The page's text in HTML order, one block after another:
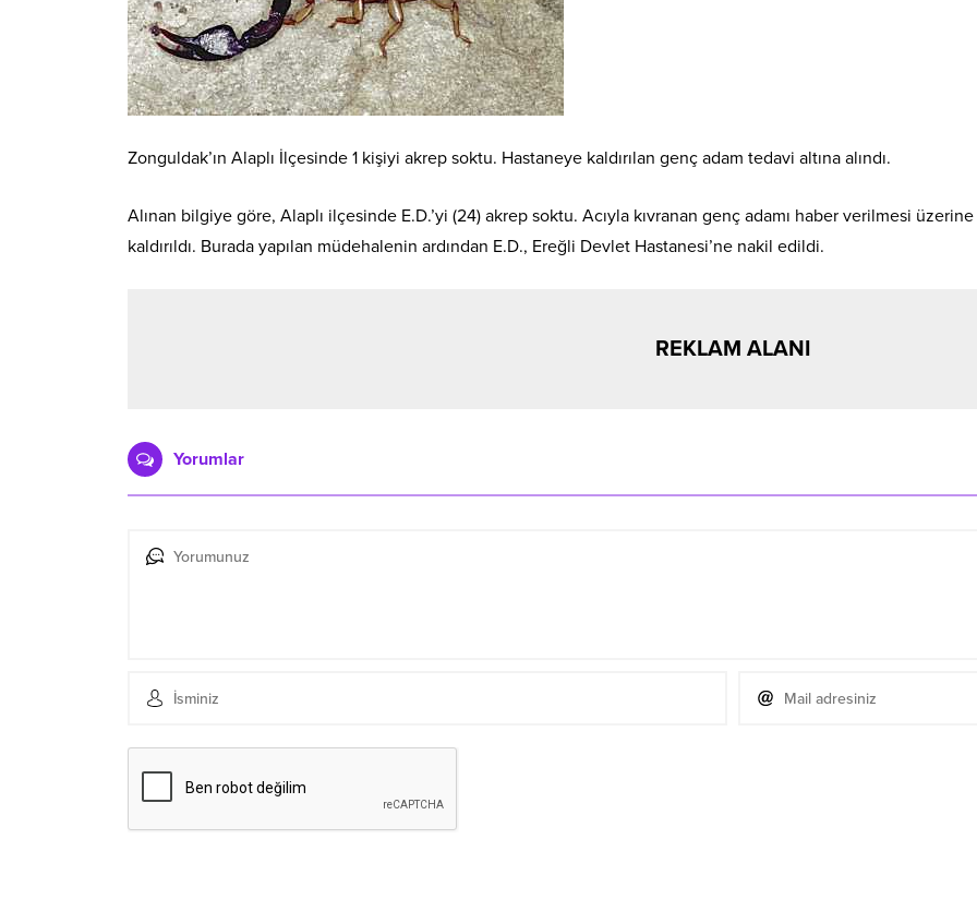
Zonguldak’ın Alaplı İlçesinde 1 kişiyi akrep soktu. Hastaneye kaldırılan genç adam tedavi altına alındı.
Alınan bilgiye göre, Alaplı ilçesinde E.D.’yi (24) akrep soktu. Acıyla kıvranan genç adamı haber verilmesi
kaldırıldı. Burada yapılan müdehalenin ardından E.D., Ereğli Devlet Hastanesi’ne nakil edildi.
REKLAM ALANI
Yorumlar